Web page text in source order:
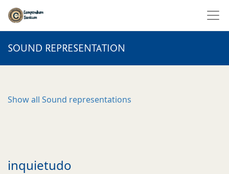
SOUND REPRESENTATION
inquietudo
Show all Sound representations